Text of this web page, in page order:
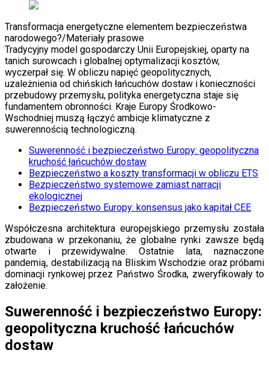
Bezpieczeństwo
Świat
Aktualności
Finanse
Aktualności
Giełda
Surowce
Kredyty
Kryptowaluty
Twoje pieniądze
Notowania
Finanse osobiste
Waluty
Praca
Aktualności
Wynagrodzenia
Kariera
Praca za granicą
Nieruchomości
Aktualności
Mieszkania
Nieruchomości komercyjne
Transport
Aktualności
Lotnictwo
Wideo
Lifestyle
Transformacja energetyczne elementem bezpieczeństwa
narodowego?/ Materiały prasowe
Tradycyjny model gospodarczy Unii Europejskiej, oparty na
tanich surowcach i globalnej optymalizacji kosztów,
wyczerpał się. W obliczu napięć geopolitycznych,
uzależnienia od chińskich łańcuchów dostaw i konieczności
przebudowy przemysłu, polityka energetyczna staje się
fundamentem obronności. Kraje Europy Środkowo-
Wschodniej muszą łączyć ambicje klimatyczne z
suwerennością technologiczną.
Suwerenność i bezpieczeństwo Europy: geopolityczna
kruchość łańcuchów dostaw
Bezpieczeństwo a koszty transformacji w obliczu ETS
Bezpieczeństwo systemowe zamiast narracji
ekologicznej
Bezpieczeństwo Europy: konsensus jako kapitał CEE
Współczesna architektura europejskiego przemysłu została
zbudowana w przekonaniu, że globalne rynki zawsze będą
otwarte i przewidywalne. Ostatnie lata, naznaczone
pandemią, destabilizacją na Bliskim Wschodzie oraz próbami
dominacji rynkowej przez Państwo Środka, zweryfikowały to
założenie.
Suwerenność i bezpieczeństwo Europy:
geopolityczna kruchość łańcuchów
dostaw